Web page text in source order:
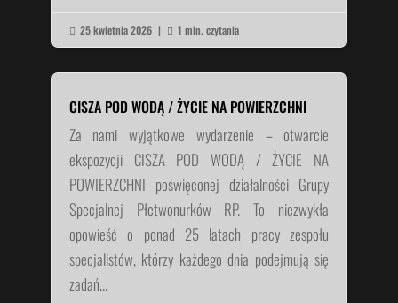
 25 kwietnia 2026 |  1 min. czytania
CISZA POD WODĄ / ŻYCIE NA POWIERZCHNI
Za nami wyjątkowe wydarzenie – otwarcie
ekspozycji CISZA POD WODĄ / ŻYCIE NA
POWIERZCHNI poświęconej działalności Grupy
Specjalnej Płetwonurków RP. To niezwykła
opowieść o ponad 25 latach pracy zespołu
specjalistów, którzy każdego dnia podejmują się
zadań...